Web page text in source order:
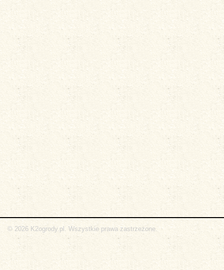
© 2026 K2ogrody.pl. Wszystkie prawa zastrzeżone.